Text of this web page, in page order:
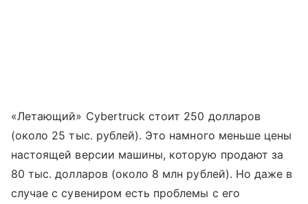
«Летающий» Cybertruck стоит 250 долларов
(около 25 тыс. рублей). Это намного меньше цены
настоящей версии машины, которую продают за
80 тыс. долларов (около 8 млн рублей). Но даже в
случае с сувениром есть проблемы с его